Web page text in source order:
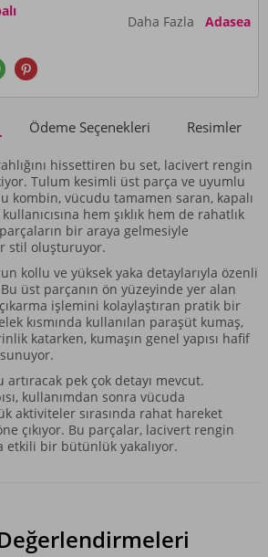
Daha Fazla Adasea
Ödeme Seçenekleri Resimler
hissettiren bu set, lacivert rengin
Tulum kesimli üst parça ve uyumlu
kombin, vücudu tamamen saran, kapalı
hem şıklık hem de rahatlık
bir araya gelmesiyle
stil oluşturuyor.
kollu ve yüksek yaka detaylarıyla özenli
üst parçanın ön yüzeyinde yer alan
işlemini kolaylaştıran pratik bir
kısmında kullanılan paraşüt kumaş,
katarken, kumaşın genel yapısı hafif
pek çok detayı mevcut.
kullanımdan sonra vücuda
aktiviteler sırasında rahat hareket
çıkıyor. Bu parçalar, lacivert rengin
etkili bir bütünlük yakalıyor.